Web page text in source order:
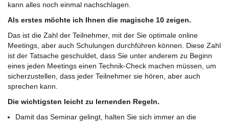
kann alles noch einmal nachschlagen.
Als erstes möchte ich Ihnen die magische 10 zeigen.
Das ist die Zahl der Teilnehmer, mit der Sie optimale online
Meetings, aber auch Schulungen durchführen können. Diese Zahl
ist der Tatsache geschuldet, dass Sie unter anderem zu Beginn
eines jeden Meetings einen Technik-Check machen müssen, um
sicherzustellen, dass jeder Teilnehmer sie hören, aber auch
sprechen kann.
Die wichtigsten leicht zu lernenden Regeln.
Damit das Seminar gelingt, halten Sie sich immer an die